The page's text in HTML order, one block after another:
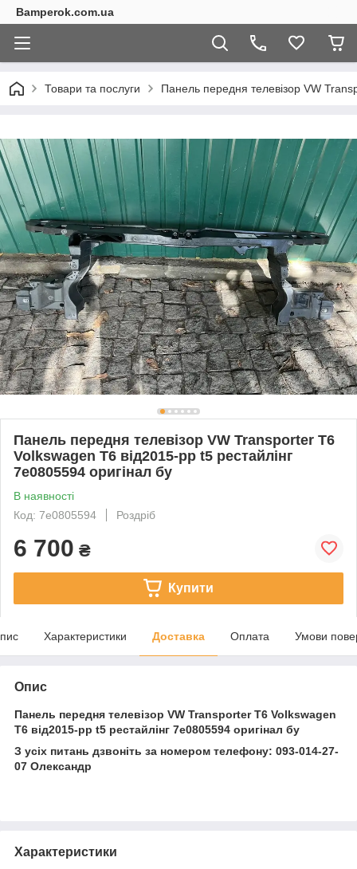
Bamperok.com.ua
Товари та послуги Панель передня телевізор VW
Панель передня телевізор VW Transporter T6
Volkswagen T6 від2015-рр t5 рестайлінг
7e0805594 оригінал бу
В наявності
Код: 7e0805594
Роздріб
6 700 ₴
Купити
Характеристики Доставка Оплата Умови
Опис
Панель передня телевізор VW Transporter T6 Volkswagen
T6 від2015-рр t5 рестайлінг 7e0805594 оригінал бу
З усіх питань дзвоніть за номером телефону: 093-014-27-
07 Олександр
Характеристики